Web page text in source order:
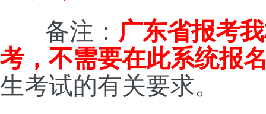
备注： 广东省报考
考，不需要在此系统报
生考试的有关要求。